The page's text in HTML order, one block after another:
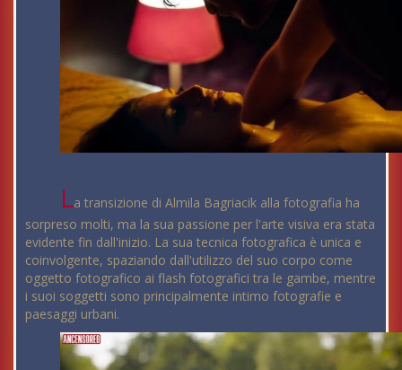
La transizione di Almila Bagriacik alla fotografia ha
sorpreso molti, ma la sua passione per l'arte visiva era stata
evidente fin dall'inizio. La sua tecnica fotografica è unica e
coinvolgente, spaziando dall'utilizzo del suo corpo come
oggetto fotografico ai flash fotografici tra le gambe, mentre
i suoi soggetti sono principalmente intimo fotografie e
paesaggi urbani.